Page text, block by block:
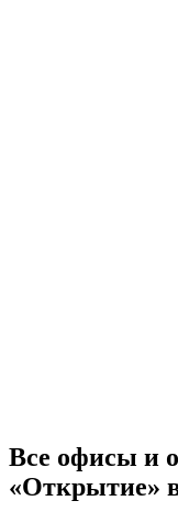
Все офисы и
«Открытие»